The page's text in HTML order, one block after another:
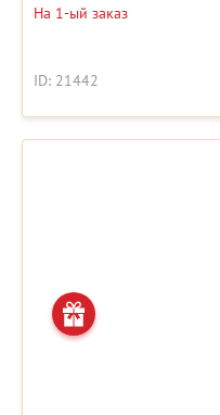
На 1-ый заказ
ID: 21442